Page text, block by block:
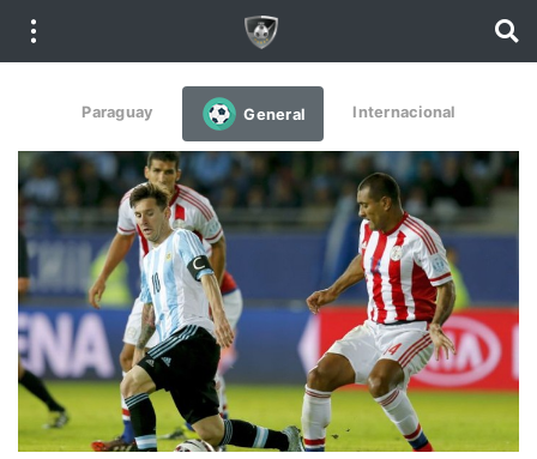
Paraguay General Internacional